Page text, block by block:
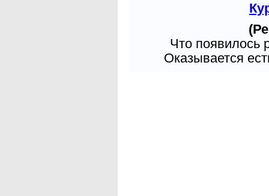
Что появилось
Оказывается